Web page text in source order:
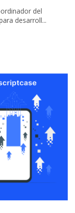
del
desarroll...